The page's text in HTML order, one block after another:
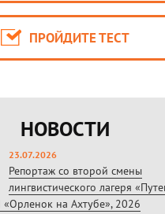
ПРОЙДИТЕ ТЕСТ
НОВОСТИ
23.07.2026
Репортаж со второй смены
лингвистического лагеря
на Ахтубе», 2026